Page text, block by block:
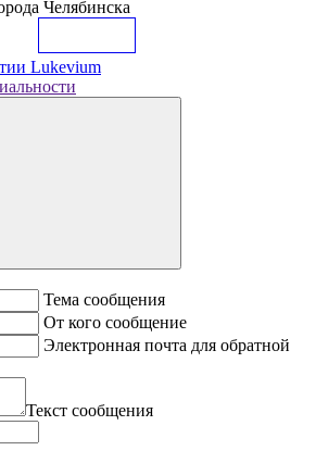
Челябинска
Lukevium
Тема сообщения
От кого сообщение
Электронная почта для обратной
Текст сообщения